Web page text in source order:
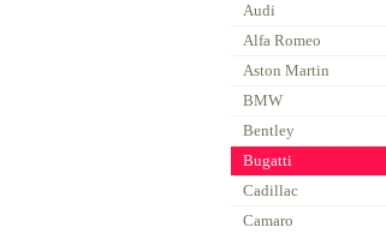
Audi
Alfa Romeo
Aston Martin
BMW
Bentley
Bugatti
Cadillac
Camaro